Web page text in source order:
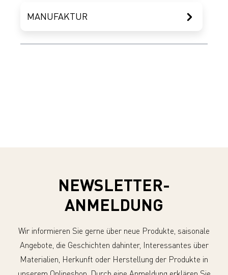
MANUFAKTUR
NEWSLETTER-
ANMELDUNG
Wir informieren Sie gerne über neue Produkte, saisonale
Angebote, die Geschichten dahinter, Interessantes über
Materialien, Herkunft oder Herstellung der Produkte in